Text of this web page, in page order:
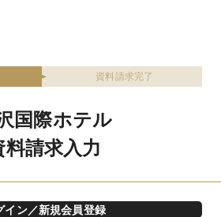
資料請求完了
国際ホテル
料請求入力
イン／新規会員登録